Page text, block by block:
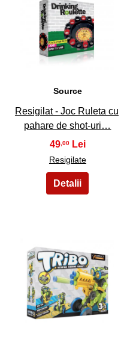
44
Source
Resigilat - Joc Ruleta cu
pahare de shot-uri…
49,00
Resigilate
46